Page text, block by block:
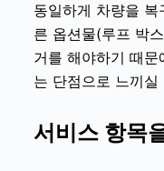
동일하게 차량을
른 옵션물(루프 박
거를 해야하기 때
는 단점으로 느끼실
서비스 항목